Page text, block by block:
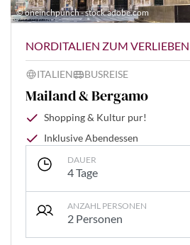
© oneinchpunch - stock.adobe.com
NORDITALIEN ZUM
ITALIEN BUSREISE
Mailand & Bergamo
Shopping & Kultur pur!
Inklusive Abendessen
DAUER
4 Tage
ANZAHL PERSONEN
2 Personen